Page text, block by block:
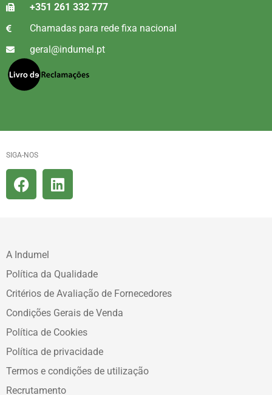
+351 261 332 777
Chamadas para rede fixa nacional
geral@indumel.pt
SIGA-NOS
A Indumel
Política da Qualidade
Critérios de Avaliação de Fornecedores
Condições Gerais de Venda
Política de Cookies
Política de privacidade
Termos e condições de utilização
Recrutamento